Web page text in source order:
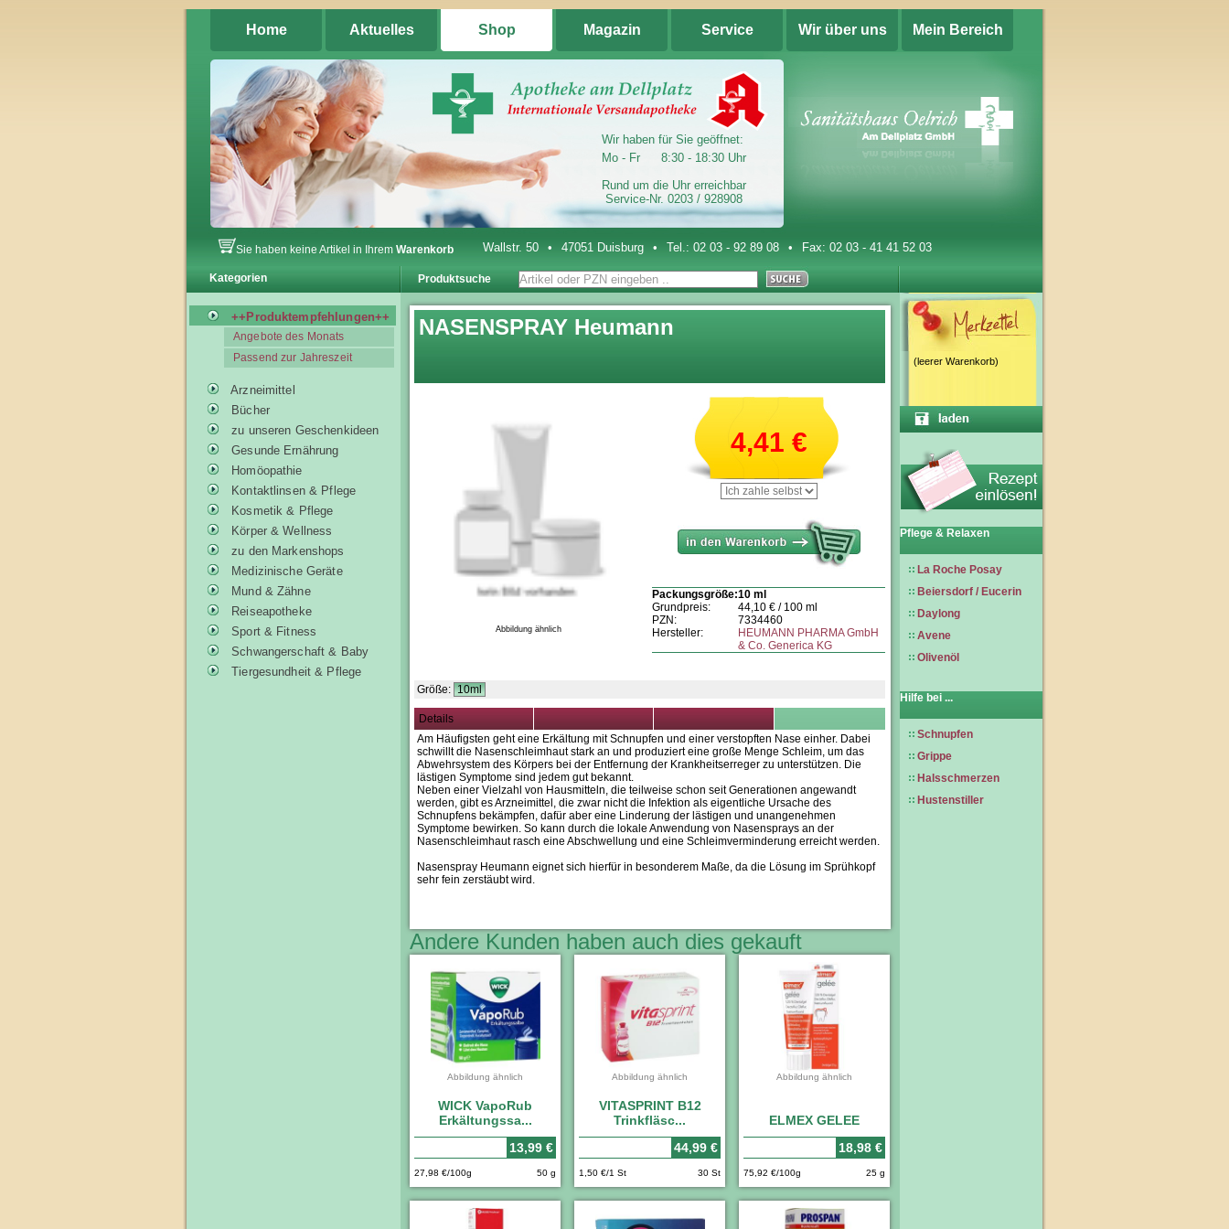
Home Aktuelles Shop Magazin Service Wir über uns Mein Bereich
Wallstr. 50 • 47051 Duisburg • Tel.: 02 03 - 92 89 08 • Fax: 02 03 - 41 41 52 03
Wir haben für Sie geöffnet:
Mo - Fr
8:30 - 18:30 Uhr
Rund um die Uhr erreichbar
Service-Nr. 0203 / 928908
Sie haben keine Artikel in Ihrem Warenkorb
Kategorien
++Produktempfehlungen++
Angebote des Monats
Passend zur Jahreszeit
Arzneimittel
Bücher
zu unseren Geschenkideen
Gesunde Ernährung
Homöopathie
Kontaktlinsen & Pflege
Kosmetik & Pflege
Körper & Wellness
zu den Markenshops
Medizinische Geräte
Mund & Zähne
Reiseapotheke
Sport & Fitness
Schwangerschaft & Baby
Tiergesundheit & Pflege
Produktsuche
NASENSPRAY Heumann
Abbildung ähnlich
4,41 €
Packungsgröße:10 ml
Grundpreis:
44,10 € / 100 ml
PZN:
7334460
Hersteller:
HEUMANN PHARMA GmbH
& Co. Generica KG
Größe: 10ml
Details
Am Häufigsten geht eine Erkältung mit Schnupfen und einer verstopften Nase einher. Dabei
schwillt die Nasenschleimhaut stark an und produziert eine große Menge Schleim, um das
Abwehrsystem des Körpers bei der Entfernung der Krankheitserreger zu unterstützen. Die
lästigen Symptome sind jedem gut bekannt.
Neben einer Vielzahl von Hausmitteln, die teilweise schon seit Generationen angewandt
werden, gibt es Arzneimittel, die zwar nicht die Infektion als eigentliche Ursache des
Schnupfens bekämpfen, dafür aber eine Linderung der lästigen und unangenehmen
Symptome bewirken. So kann durch die lokale Anwendung von Nasensprays an der
Nasenschleimhaut rasch eine Abschwellung und eine Schleimverminderung erreicht werden.
Nasenspray Heumann eignet sich hierfür in besonderem Maße, da die Lösung im Sprühkopf
sehr fein zerstäubt wird.
Andere Kunden haben auch dies gekauft
Abbildung ähnlich
WICK VapoRub
Erkältungssa...
13,99 €
27,98 €/100g 50 g
Abbildung ähnlich
VITASPRINT B12
Trinkfläsc...
44,99 €
1,50 €/1 St 30 St
Abbildung ähnlich
ELMEX GELEE
18,98 €
75,92 €/100g 25 g
(leerer Warenkorb)
Pflege & Relaxen
La Roche Posay
Beiersdorf / Eucerin
Daylong
Avene
Olivenöl
Hilfe bei ...
Schnupfen
Grippe
Halsschmerzen
Hustenstiller